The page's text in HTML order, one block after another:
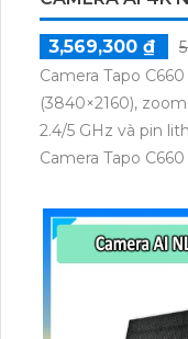
3,569,300 ₫
Camera Tapo
(3840×2160),
2.4/5 GHz và pin
Camera Tapo
thú cưng, phương
GB.